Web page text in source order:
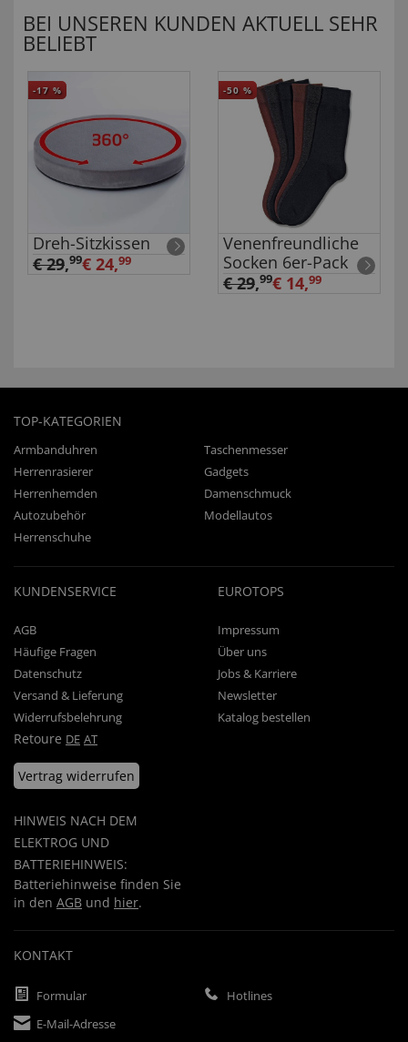
BEI UNSEREN KUNDEN AKTUELL SEHR
BELIEBT
-17 %
Dreh-Sitzkissen
€ 29,99€ 24,99
-50 %
Venenfreundliche
Socken 6er-Pack
€ 29,99€ 14,99
TOP-KATEGORIEN
Armbanduhren
Taschenmesser
Herrenrasierer
Gadgets
Herrenhemden
Damenschmuck
Autozubehör
Modellautos
Herrenschuhe
KUNDENSERVICE
AGB
Häufige Fragen
Datenschutz
Versand & Lieferung
Widerrufsbelehrung
Retoure DE AT
Vertrag widerrufen
HINWEIS NACH DEM
ELEKTROG UND
BATTERIEHINWEIS:
Batteriehinweise finden Sie
in den AGB und hier.
EUROTOPS
Impressum
Über uns
Jobs & Karriere
Newsletter
Katalog bestellen
KONTAKT
Formular
Hotlines
E-Mail-Adresse